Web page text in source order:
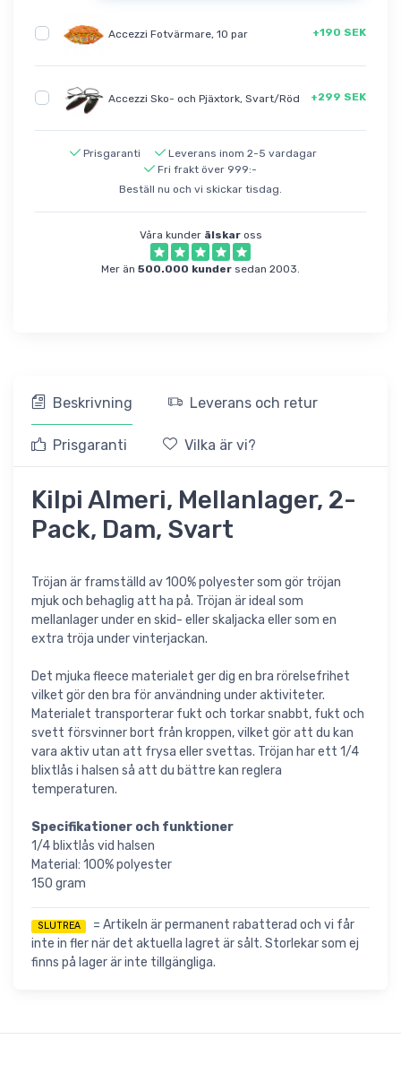
Accezzi Fotvärmare, 10 par +190 SEK
Accezzi Sko- och Pjäxtork, Svart/Röd +299 SEK
Prisgaranti
Leverans inom 2-5 vardagar
Fri frakt över 999:-
Beställ nu och vi skickar tisdag.
Våra kunder älskaross
Mer än 500.000 kunder sedan 2003.
Beskrivning Leverans och retur
Prisgaranti Vilka är vi?
Kilpi Almeri, Mellanlager, 2-
Pack, Dam, Svart
Tröjan är framställd av 100% polyester som gör tröjan
mjuk och behaglig att ha på. Tröjan är ideal som
mellanlager under en skid- eller skaljacka eller som en
extra tröja under vinterjackan.
Det mjuka fleece materialet ger dig en bra rörelsefrihet
vilket gör den bra för användning under aktiviteter.
Materialet transporterar fukt och torkar snabbt, fukt och
svett försvinner bort från kroppen, vilket gör att du kan
vara aktiv utan att frysa eller svettas. Tröjan har ett 1/4
blixtlås i halsen så att du bättre kan reglera
temperaturen.
Specifikationer och funktioner
1/4 blixtlås vid halsen
Material: 100% polyester
150 gram
SLUTREA
= Artikeln är permanent rabatterad och vi får
inte in fler när det aktuella lagret är sålt. Storlekar som ej
finns på lager är inte tillgängliga.